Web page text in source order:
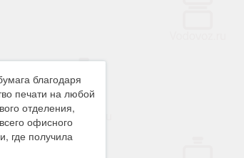
благодаря
печати на любой
отделения,
офисного
где получила